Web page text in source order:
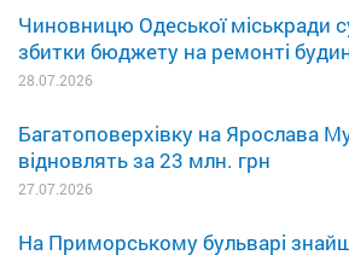
Чиновницю Одеської міськради
збитки бюджету на ремонті
28.07.2026
Багатоповерхівку на Ярослава
відновлять за 23 млн. грн
27.07.2026
На Приморському бульварі